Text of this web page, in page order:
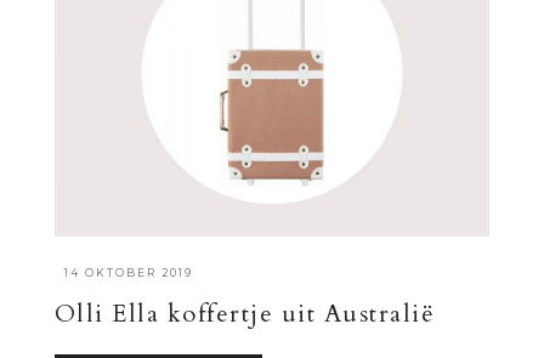
·14 OKTOBER 2019
Olli Ella koffertje uit Australië